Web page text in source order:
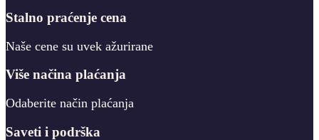
Stalno praćenje cena
Naše cene su uvek ažurirane
Više načina plaćanja
Odaberite način plaćanja
Saveti i podrška